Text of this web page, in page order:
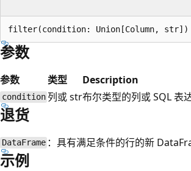
参数
参数 类型 Description
condition 列或 str布尔类型的列或 SQL 表
退货
DataFrame ：具有满足条件的行的新
示例